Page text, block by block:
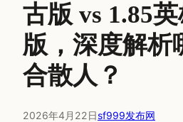
古版 vs 1.85
版，深度解析
合散人？
2026年4月22日sf999发布网